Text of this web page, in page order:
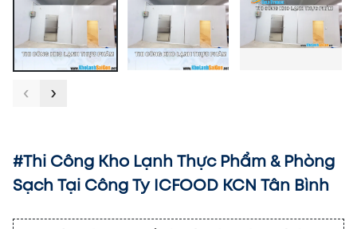
‹ ›
#Thi Công Kho Lạnh Thực Phẩm & Phòng
Sạch Tại Công Ty ICFOOD KCN Tân Bình